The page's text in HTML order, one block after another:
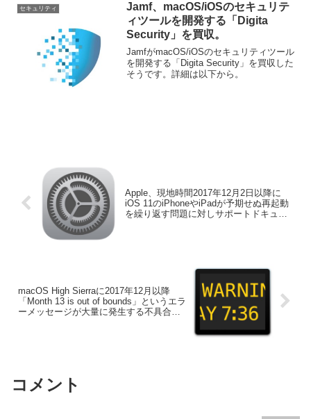
セキュリティ
Jamf、macOS/iOSのセキュリテ
ィツールを開発する「Digita
Security」を買収。
JamfがmacOS/iOSのセキュリティツール
を開発する「Digita Security」を買収した
そうです。詳細は以下から。
Apple、現地時間2017年12月2日以降に
iOS 11のiPhoneやiPadが予期せぬ再起動
を繰り返す問題に対しサポートドキュメ
macOS High Sierraに2017年12月以降
「Month 13 is out of bounds」というエラ
ーメッセージが大量に発生する不具合が
コメント